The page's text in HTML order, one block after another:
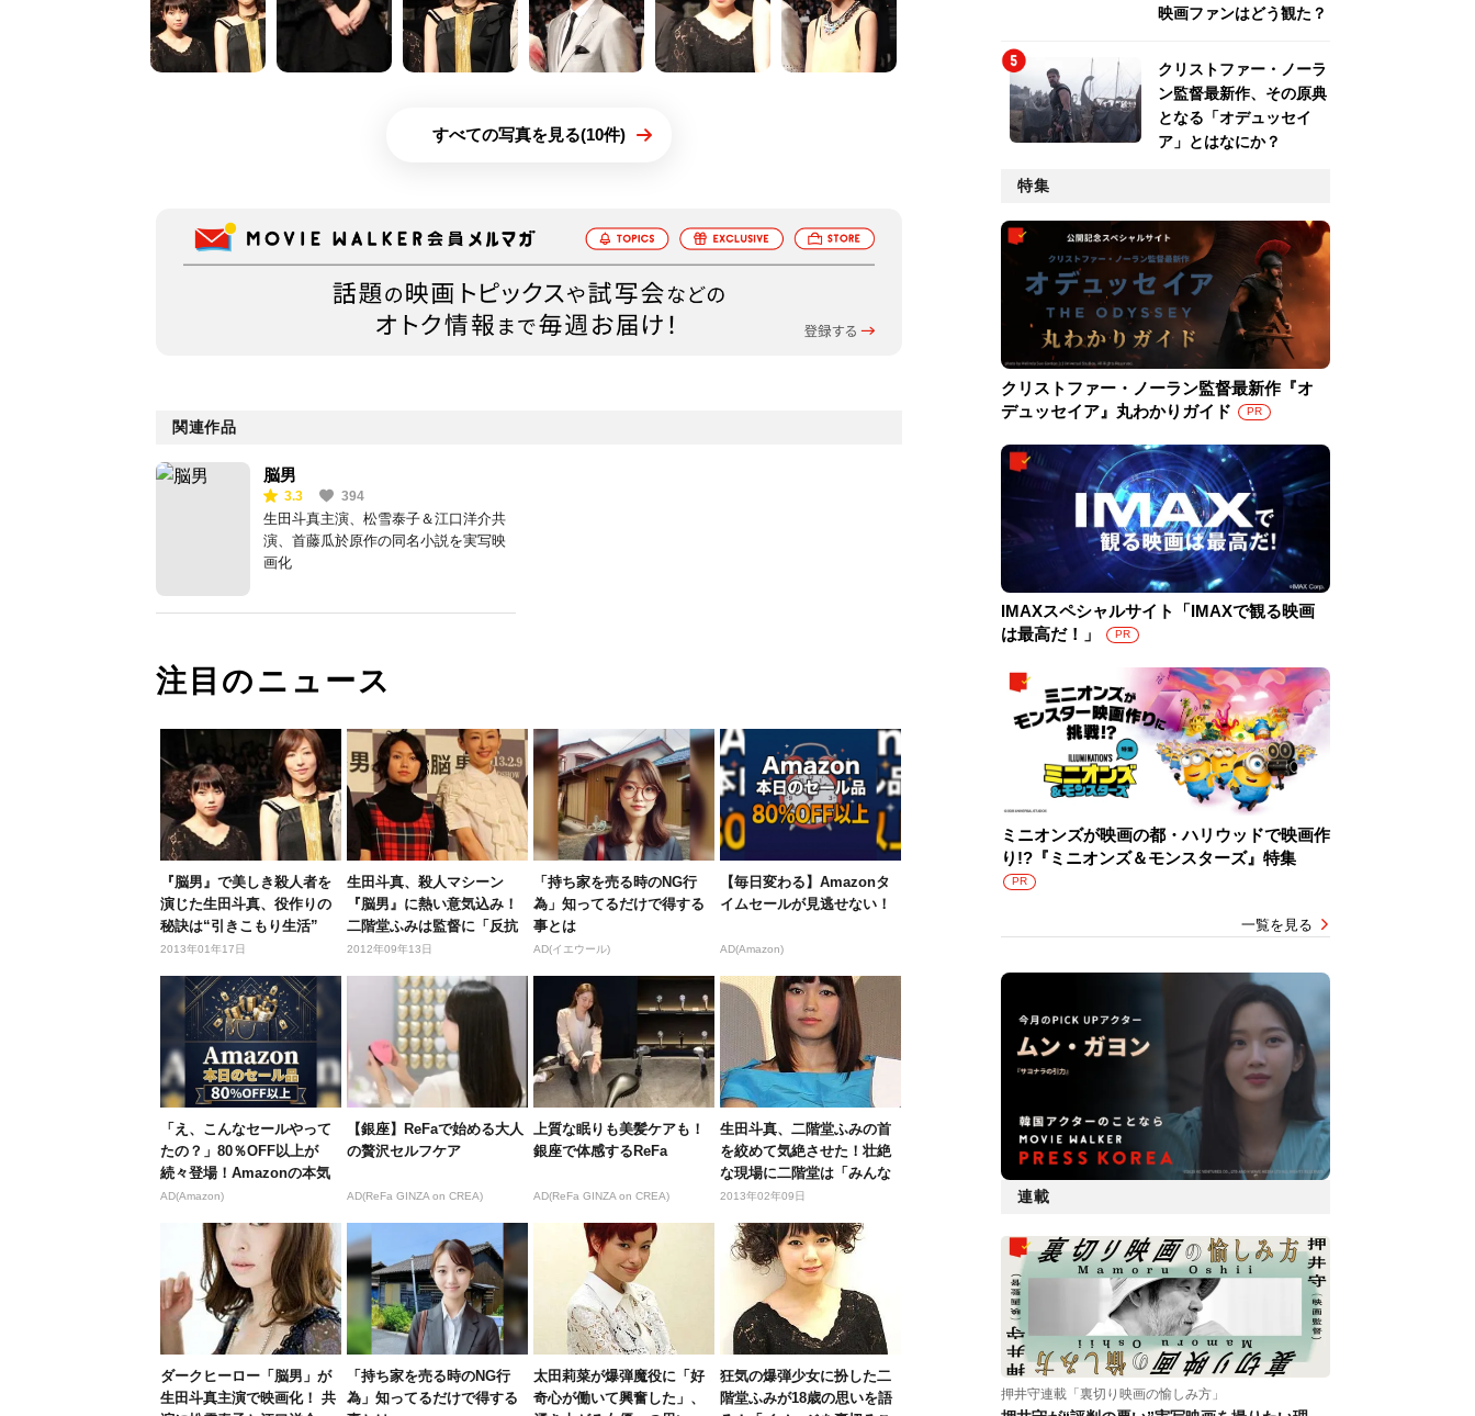
すべての写真を見る(10件)
関連作品
脳男
3.3 394
生田斗真主演、松雪泰子＆江口洋介共
演、首藤瓜於原作の同名小説を実写映
画化
注目のニュース
『脳男』で美しき殺人者を
演じた生田斗真、役作りの
秘訣は“引きこもり生活”
2013年01年17日
生田斗真、殺人マシーン
『脳男』に熱い意気込み！
二階堂ふみは監督に「反抗
しまくった...
2012年09年13日
「持ち家を売る時のNG行
為」知ってるだけで得する
事とは
AD(イエウール)
【毎日変わる】Amazonタ
イムセールが見逃せない！
AD(Amazon)
「え、こんなセールやって
たの？」80％OFF以上が
続々登場！Amazonの本気
が...
AD(Amazon)
【銀座】ReFaで始める大人
の贅沢セルフケア
AD(ReFa GINZA on CREA)
上質な眠りも美髪ケアも！
銀座で体感するReFa
AD(ReFa GINZA on CREA)
生田斗真、二階堂ふみの首
を絞めて気絶させた！壮絶
な現場に二階堂は「みんな
死ねと思...
2013年02年09日
ダークヒーロー「脳男」が
生田斗真主演で映画化！ 共
「持ち家を売る時のNG行
為」知ってるだけで得する
太田莉菜が爆弾魔役に「好
奇心が働いて興奮した」、
狂気の爆弾少女に扮した二
階堂ふみが18歳の思いを語
映画ファンはどう観た？
クリストファー・ノーラ
ン監督最新作、その原典
となる「オデュッセイ
ア」とはなにか？
特集
クリストファー・ノーラン監督最新作『オ
デュッセイア』丸わかりガイド
PR
IMAXスペシャルサイト「IMAXで観る映画
は最高だ！」
PR
ミニオンズが映画の都・ハリウッドで映画作
り!?『ミニオンズ＆モンスターズ』特集
PR
一覧を見る
連載
押井守連載「裏切り映画の愉しみ方」